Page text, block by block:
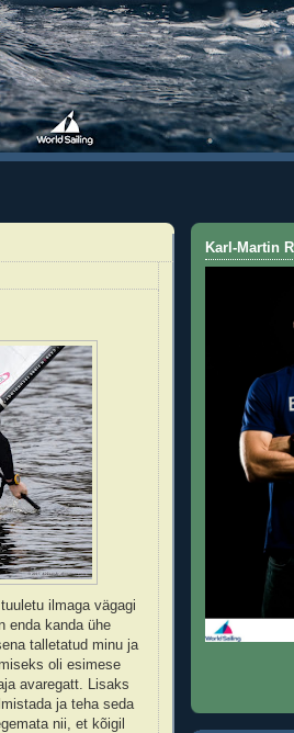
ilmaga vägagi
enda kanda ühe
talletatud minu ja
oli esimese
avaregatt. Lisaks
ja teha seda
nii, et kõigil
Karl-Martin